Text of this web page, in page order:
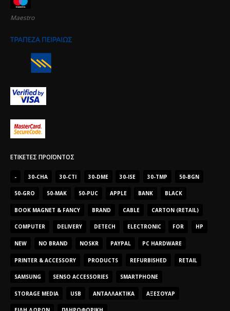
Maestro
ΕΤΙΚΈΤΕΣ ΠΡΟΪΌΝΤΟΣ
- 30-CHA 30-CTI 30-DME 30-ISE 30-TMP 50-BGN
50-GRO 50-MAK 50-PUC APPLE BANK BLACK
BOOK MAGNET & FANCY BRAND CABLE CARTON (RETAIL)
COMPUTER DELIVERY DETECH ELECTRONIC FOR HP
NEW NO BRAND NOSKR PAYPAL PC HARDWARE
PRINTER & ACCESSORY PRODUCTS REFURBISHED RETAIL
SAMSUNG SENSO ACCESSORIES SMARTPHONE
STORAGE MEDIA USB ΑΝΤΑΛΛΑΚΤΙΚΆ ΑΞΕΣΟΥΆΡ